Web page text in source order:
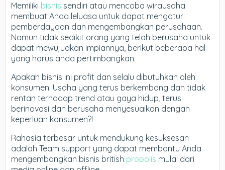
Memiliki bisnis sendiri atau mencoba wirausaha
membuat Anda leluasa untuk dapat mengatur
pemberdayaan dan mengembangkan perusahaan.
Namun tidak sedikit orang yang telah berusaha untuk
dapat mewujudkan impiannya, berikut beberapa hal
yang harus anda pertimbangkan.
Apakah bisnis ini profit dan selalu dibutuhkan oleh
konsumen. Usaha yang terus berkembang dan tidak
rentan terhadap trend atau gaya hidup, terus
berinovasi dan berusaha menyesuaikan dengan
keperluan konsumen?!
Rahasia terbesar untuk mendukung kesuksesan
adalah Team support yang dapat membantu Anda
mengembangkan bisnis british propolis mulai dari